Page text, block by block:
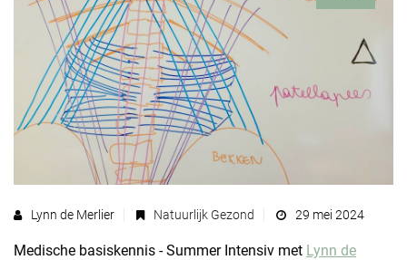
Lynn de Merlier Natuurlijk Gezond 29 mei 2024
Medische basiskennis - Summer Intensiv met Lynn de